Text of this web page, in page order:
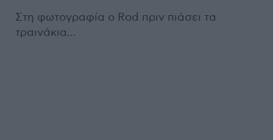
Στη φωτογραφία ο Rod πριν πιάσει τα
τραινάκια...